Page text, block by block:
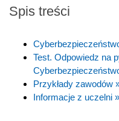
Spis treści
Test. Odpowiedz na
Przykłady zawodów
Informacje z uczelni »